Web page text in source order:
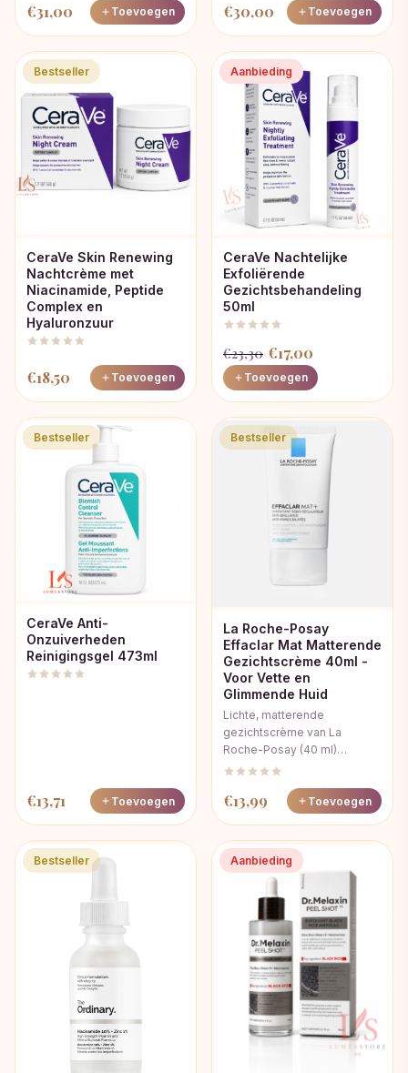
€31,00 Toevoegen €30,00 Toevoegen
Bestseller
CeraVe Skin Renewing
Nachtcrème met
Niacinamide, Peptide
Complex en
Hyaluronzuur
€18,50 Toevoegen
Aanbieding
CeraVe Nachtelijke
Exfoliërende
Gezichtsbehandeling
50ml
€23,30 Oorspronkelijke
prijs
was:
€23,30.
€17,00
prijs
€17,00.
Toevoegen
Bestseller
CeraVe Anti-
Onzuiverheden
Reinigingsgel 473ml
€13,71 Toevoegen
Bestseller
La Roche-Posay
Effaclar Mat Matterende
Gezichtscrème 40ml -
Voor Vette en
Glimmende Huid
Lichte, matterende
gezichtscrème van La
Roche-Posay (40 ml)…
€13,99 Toevoegen
Bestseller Aanbieding